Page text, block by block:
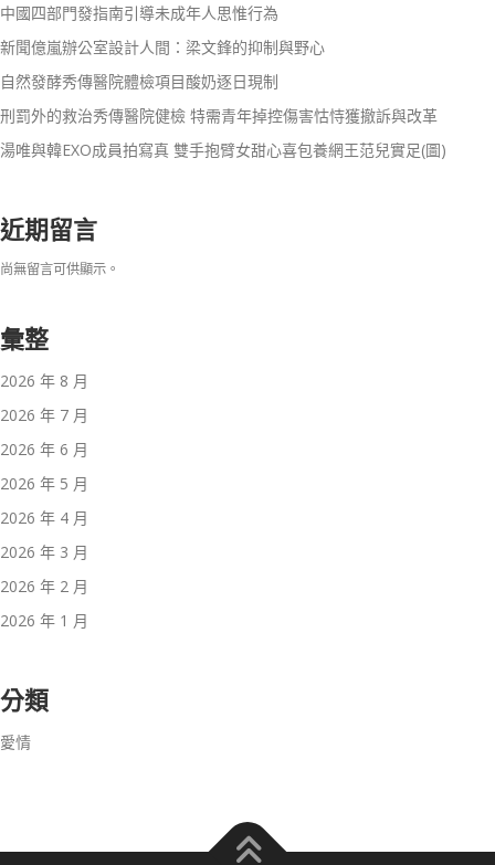
中國四部門發指南引導未成年人思惟行為
新聞億嵐辦公室設計人間：梁文鋒的抑制與野心
自然發酵秀傳醫院體檢項目酸奶逐日現制
刑罰外的救治秀傳醫院健檢 特需青年掉控傷害怙恃獲撤訴與改革
湯唯與韓EXO成員拍寫真 雙手抱臂女甜心喜包養網王范兒實足(圖)
近期留言
尚無留言可供顯示。
彙整
2026 年 8 月
2026 年 7 月
2026 年 6 月
2026 年 5 月
2026 年 4 月
2026 年 3 月
2026 年 2 月
2026 年 1 月
分類
愛情